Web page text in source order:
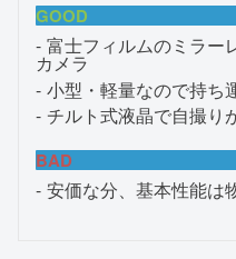
GOOD
富士フィルムのミラー
カメラ
小型・軽量なので持ち
チルト式液晶で自撮り
BAD
安価な分、基本性能は